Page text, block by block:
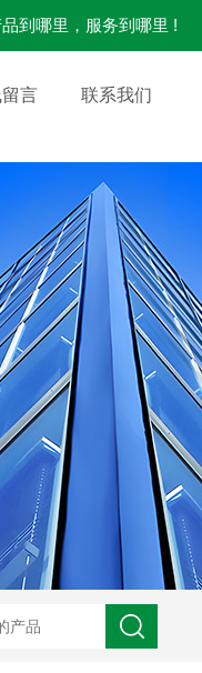
品到哪里，服务到哪里 !
言 联系我们
电阻测试仪现货